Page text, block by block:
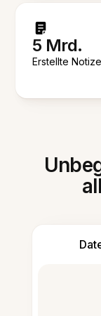
5 Mrd.
Erstellte